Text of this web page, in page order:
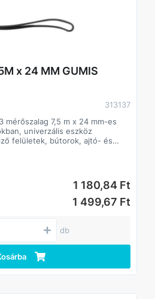
x 24 MM GUMIS
313137
mérőszalag 7,5 m x 24 mm-es
univerzális eszköz
felületek, bútorok, ajtó- és
iránytűként is használható.
és tartósságát
test és egy visszatérő rugó
bevonva, így biztosítva a
ütközővel van ellátva, melynek
kívánt hosszúságban tartható.
1 180,84 Ft
1 499,67 Ft
db